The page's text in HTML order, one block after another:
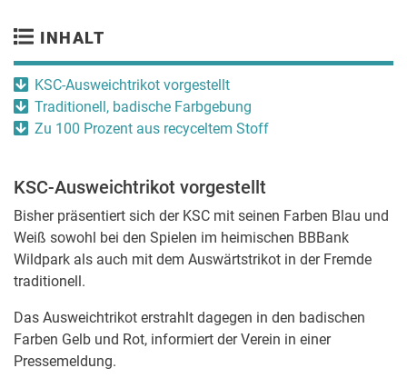
INHALT
KSC-Ausweichtrikot vorgestellt
Traditionell, badische Farbgebung
Zu 100 Prozent aus recyceltem Stoff
KSC-Ausweichtrikot vorgestellt
Bisher präsentiert sich der KSC mit seinen Farben Blau und
Weiß sowohl bei den Spielen im heimischen BBBank
Wildpark als auch mit dem Auswärtstrikot in der Fremde
traditionell.
Das Ausweichtrikot erstrahlt dagegen in den badischen
Farben Gelb und Rot, informiert der Verein in einer
Pressemeldung.